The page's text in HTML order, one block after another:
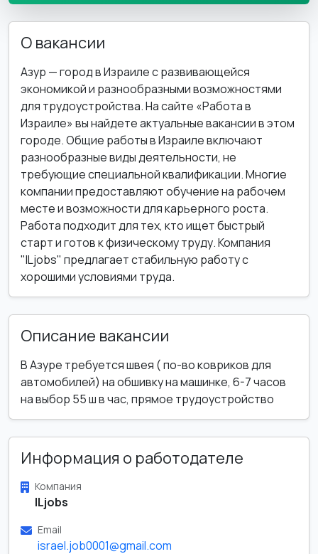
О вакансии
Азур — город в Израиле с развивающейся
экономикой и разнообразными возможностями
для трудоустройства. На сайте «Работа в
Израиле» вы найдете актуальные вакансии в этом
городе. Общие работы в Израиле включают
разнообразные виды деятельности, не
требующие специальной квалификации. Многие
компании предоставляют обучение на рабочем
месте и возможности для карьерного роста.
Работа подходит для тех, кто ищет быстрый
старт и готов к физическому труду. Компания
"ILjobs" предлагает стабильную работу с
хорошими условиями труда.
Описание вакансии
В Азуре требуется швея ( по-во ковриков для
автомобилей) на обшивку на машинке, 6-7 часов
на выбор 55 ш в час, прямое трудоустройство
Информация о работодателе
Компания
ILjobs
Email
israel.job0001@gmail.com